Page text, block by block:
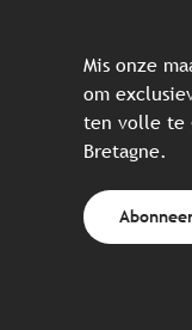
Mis onze
om
ten volle te
Bretagne.